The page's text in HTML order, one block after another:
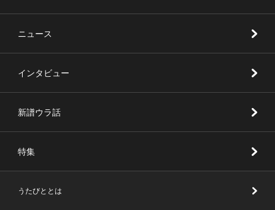
ニュース
インタビュー
新譜ウラ話
特集
うたびととは